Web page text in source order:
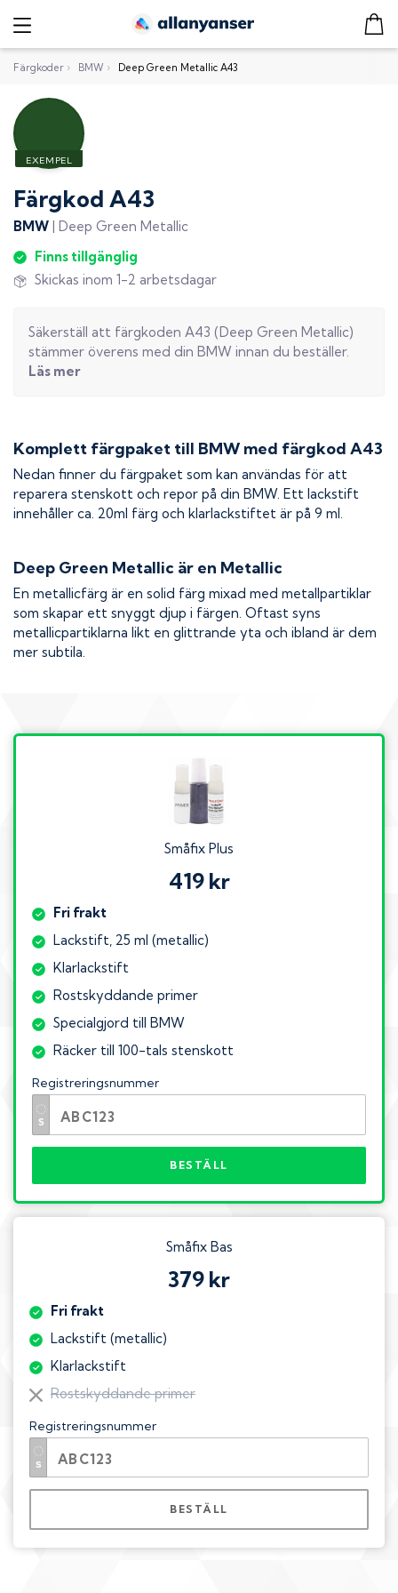
Färgkoder › BMW › Deep Green Metallic A43
Färgkod A43
BMW | Deep Green Metallic
Finns tillgänglig
Skickas inom 1-2 arbetsdagar
Säkerställ att färgkoden A43 (Deep Green Metallic)
stämmer överens med din BMW innan du beställer.
Läs mer
Komplett färgpaket till BMW med färgkod A43
Nedan finner du färgpaket som kan användas för att
reparera stenskott och repor på din BMW. Ett lackstift
innehåller ca. 20ml färg och klarlackstiftet är på 9 ml.
Deep Green Metallic är en Metallic
En metallicfärg är en solid färg mixad med metallpartiklar
som skapar ett snyggt djup i färgen. Oftast syns
metallicpartiklarna likt en glittrande yta och ibland är dem
mer subtila.
Småfix Plus
419 kr
Fri frakt
Lackstift, 25 ml (metallic)
Klarlackstift
Rostskyddande primer
Specialgjord till BMW
Räcker till 100-tals stenskott
Registreringsnummer
BESTÄLL
Småfix Bas
379 kr
Fri frakt
Lackstift (metallic)
Klarlackstift
Rostskyddande primer
Registreringsnummer
BESTÄLL